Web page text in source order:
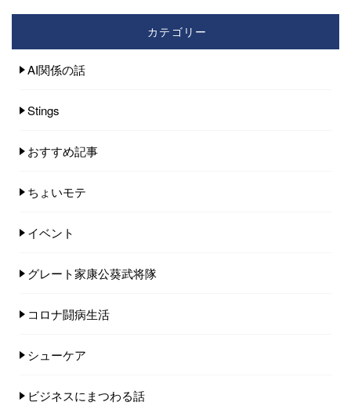
カテゴリー
AI関係の話
Stings
おすすめ記事
ちょいモテ
イベント
グレート家康公葵武将隊
コロナ闘病生活
シューケア
ビジネスにまつわる話